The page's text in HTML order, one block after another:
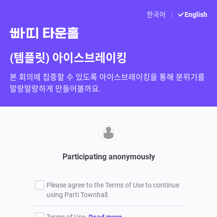
한국어 | English
(템플릿) 아이스브레이킹
본 회의에 집중할 수 있도록 아이스브레이킹을 통해 분위기를
Participating anonymously
Please agree to the Terms of Use to continue
using Parti Townhall.